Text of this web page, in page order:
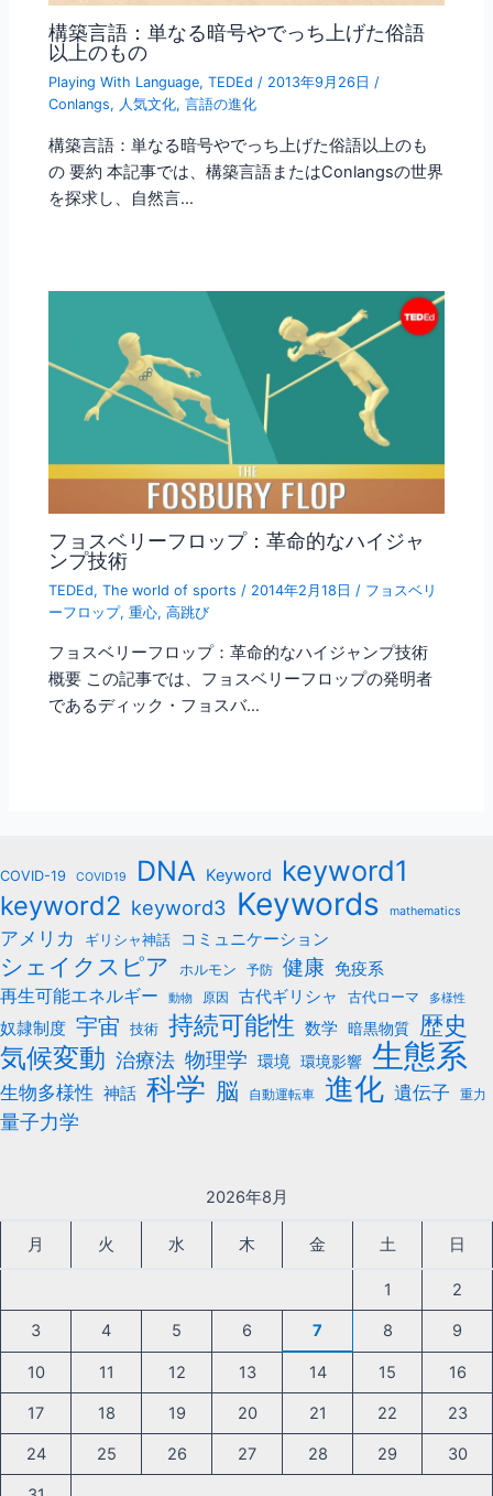
構築言語：単なる暗号やでっち上げた俗語
以上のもの
Playing With Language,TEDEd / 2013年9月26日/
Conlangs, 人気文化,言語の進化
構築言語：単なる暗号やでっち上げた俗語以上のも
の 要約 本記事では、構築言語またはConlangsの世界
を探求し、自然言…
フョスベリーフロップ：革命的なハイジャ
ンプ技術
TEDEd,The world of sports / 2014年2月18日 / フョスベリ
ーフロップ,重心,高跳び
フョスベリーフロップ：革命的なハイジャンプ技術
概要 この記事では、フョスベリーフロップの発明者
であるディック・フョスバ…
COVID-19 COVID19 DNA Keyword keyword1
keyword2 keyword3 Keywords mathematics
アメリカ ギリシャ神話 コミュニケーション
シェイクスピア ホルモン 予防 健康 免疫系
再生可能エネルギー
動物 原因 古代ギリシャ 古代ローマ 多様性
奴隷制度 宇宙 技術 持続可能性 数学 暗黒物質 歴史
気候変動 治療法 物理学 環境 環境影響 生態系
生物多様性 神話 科学 脳 自動運転車 進化 遺伝子 重力
量子力学
2026年8月
月 火 水 木 金 土 日
1 2
3 4 5 6 7 8 9
10 11 12 13 14 15 16
17 18 19 20 21 22 23
24 25 26 27 28 29 30